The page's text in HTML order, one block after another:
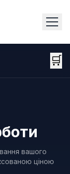
🛒
вашого
ціною